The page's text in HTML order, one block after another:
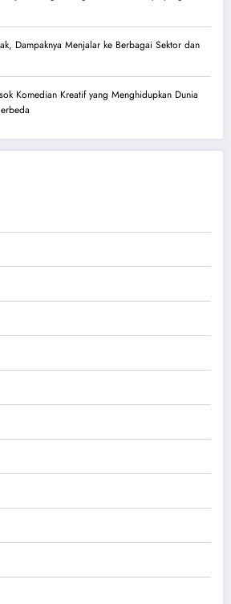
Dampaknya Menjalar ke Berbagai Sektor dan
Komedian Kreatif yang Menghidupkan Dunia